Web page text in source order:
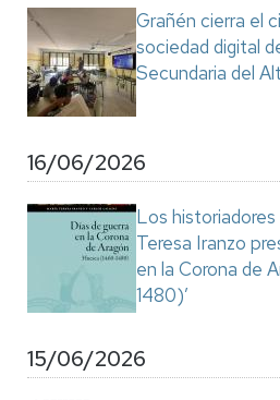
Grañén cierra el
sociedad digital
Secundaria del
16/06/2026
Los
Teresa Iranzo
en la Corona de
1480)’
15/06/2026